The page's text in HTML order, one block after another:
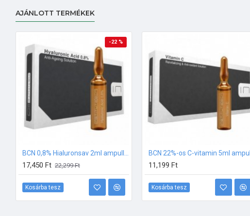
AJÁNLOTT TERMÉKEK
-22 %
17,450 Ft 22,299 Ft
Kosárba tesz
11,199 Ft
Kosárba tesz